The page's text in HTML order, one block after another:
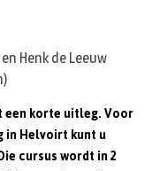
Henk de Leeuw
een korte uitleg. Voor
in Helvoirt kunt u
cursus wordt in 2